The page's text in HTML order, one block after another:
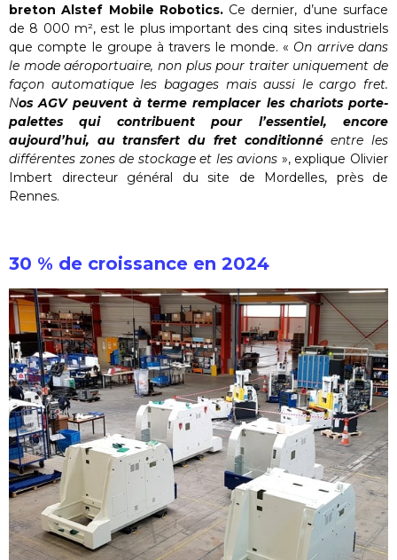
breton Alstef Mobile Robotics.Ce dernier, d’une surface
de 8 000 m², est le plus important des cinq sites industriels
que compte le groupe à travers le monde. « On arrive dans
le mode aéroportuaire, non plus pour traiter uniquement de
façon automatique les bagages mais aussi le cargo fret.
Nos AGV peuvent à terme remplacer les chariots porte-
palettes qui contribuent pour l’essentiel, encore
aujourd’hui, au transfert du fret conditionnéentre les
différentes zones de stockage et les avions », explique Olivier
Imbert directeur général du site de Mordelles, près de
Rennes.
30 % de croissance en 2024